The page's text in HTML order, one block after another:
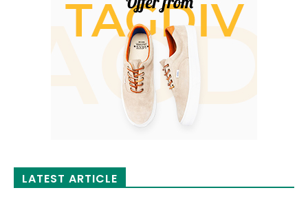
LATEST ARTICLE